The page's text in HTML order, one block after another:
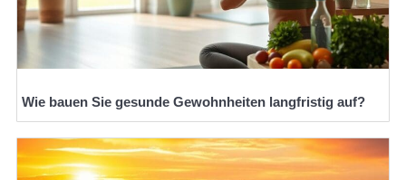
Wie bauen Sie gesunde Gewohnheiten langfristig auf?